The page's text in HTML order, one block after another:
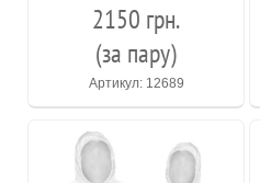
2150 грн.
(за пару)
Артикул: 12689